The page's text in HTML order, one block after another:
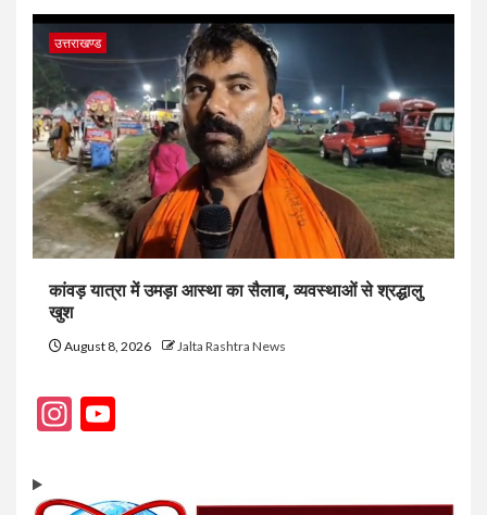
उत्तराखण्ड
कांवड़ यात्रा में उमड़ा आस्था का सैलाब, व्यवस्थाओं से श्रद्धालु
खुश
August 8, 2026 Jalta Rashtra News
Instagram